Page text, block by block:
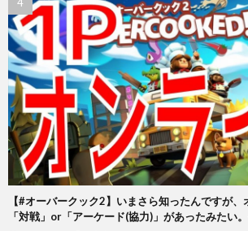
【#オーバークック2】いまさら知ったんですが
「対戦」or「アーケード(協力)」があったみたい